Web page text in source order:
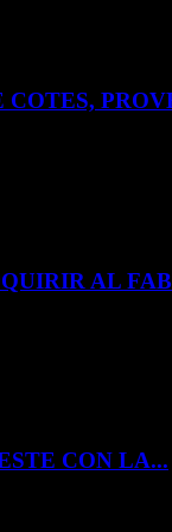
AL
CON LA...